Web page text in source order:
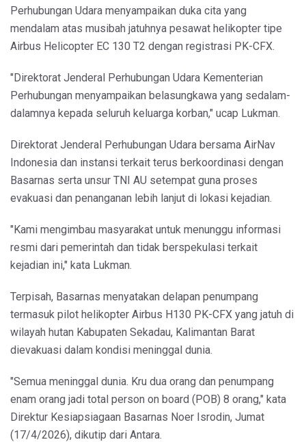
Perhubungan Udara menyampaikan duka cita yang
mendalam atas musibah jatuhnya pesawat helikopter tipe
Airbus Helicopter EC 130 T2 dengan registrasi PK-CFX.
"Direktorat Jenderal Perhubungan Udara Kementerian
Perhubungan menyampaikan belasungkawa yang sedalam-
dalamnya kepada seluruh keluarga korban," ucap Lukman.
Direktorat Jenderal Perhubungan Udara bersama AirNav
Indonesia dan instansi terkait terus berkoordinasi dengan
Basarnas serta unsur TNI AU setempat guna proses
evakuasi dan penanganan lebih lanjut di lokasi kejadian.
"Kami mengimbau masyarakat untuk menunggu informasi
resmi dari pemerintah dan tidak berspekulasi terkait
kejadian ini," kata Lukman.
Terpisah, Basarnas menyatakan delapan penumpang
termasuk pilot helikopter Airbus H130 PK-CFX yang jatuh di
wilayah hutan Kabupaten Sekadau, Kalimantan Barat
dievakuasi dalam kondisi meninggal dunia.
"Semua meninggal dunia. Kru dua orang dan penumpang
enam orang jadi total person on board (POB) 8 orang," kata
Direktur Kesiapsiagaan Basarnas Noer Isrodin, Jumat
(17/4/2026), dikutip dari Antara.